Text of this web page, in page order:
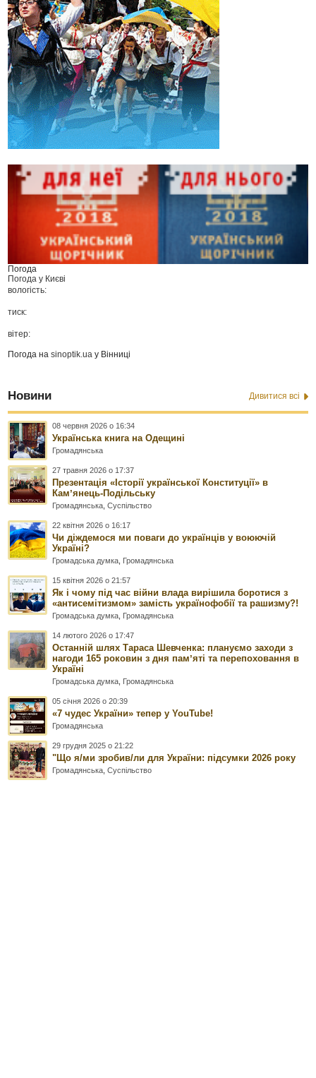
Погода
Погода у Києві
вологість:
тиск:
вітер:
Погода наsinoptik.ua у Вінниці
Новини Дивитися всі
08 червня 2026 о 16:34
Українська книга на Одещині
Громадянська
27 травня 2026 о 17:37
Презентація «Історії української Конституції» в
Камʼянець-Подільську
Громадянська ,Суспільство
22 квітня 2026 о 16:17
Чи діждемося ми поваги до українців у воюючій
Україні?
Громадська думка Громадянська
15 квітня 2026 о 21:57
Як і чому під час війни влада вирішила боротися з
«антисемітизмом» замість українофобії та рашизму?!
Громадська думка Громадянська
14 лютого 2026 о 17:47
Останній шлях Тараса Шевченка: плануємо заходи з
нагоди 165 роковин з дня памʼяті та перепоховання в
Україні
Громадська думка Громадянська
05 січня 2026 о 20:39
«7 чудес України» тепер у YouTube!
Громадянська
29 грудня 2025 о 21:22
"Що я/ми зробив/ли для України: підсумки 2026 року
Громадянська ,Суспільство